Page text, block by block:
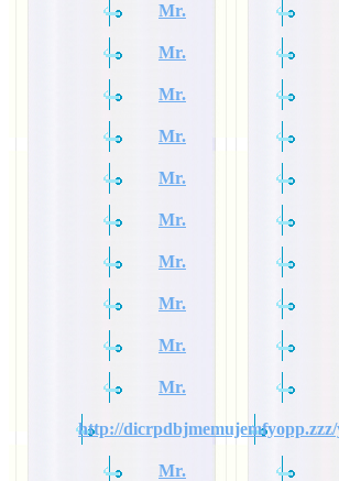
Mr.
Mr.
Mr.
Mr.
Mr.
Mr.
Mr.
Mr.
Mr.
Mr.
http://
Mr.